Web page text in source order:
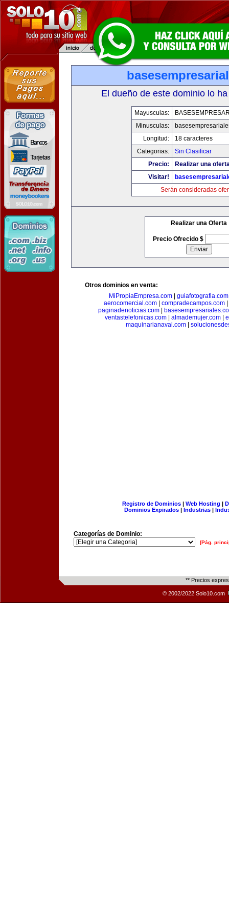
El dueño de este dominio lo
Mayusculas:
Minusculas:
Longitud:
18 caracteres
Categorias:
Sin Clasificar
Precio:
Realizar una
Visitar!
Serán consideradas
Realizar una Oferta
Precio Ofrecido $
Otros dominios en venta:
MiPropiaEmpresa.com
guiafotografia.com
aerocomercial.com| compradecampos.com|
paginadenoticias.com
ventastelefonicas.com| almademujer.com|
maquinarianaval.com|
Registro de Dominios| Web Hosting |
Dominios Expirados | Industrias |
Categorías de Dominio:
[Pág.
** Precios
© 2002/2022 Solo10.com